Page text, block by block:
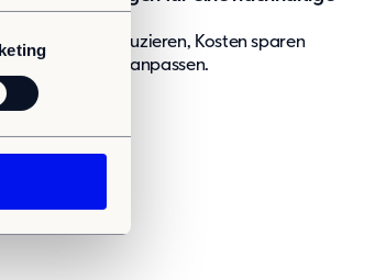
CO2 reduzieren, Kosten sparen
Anforderungen anpassen.